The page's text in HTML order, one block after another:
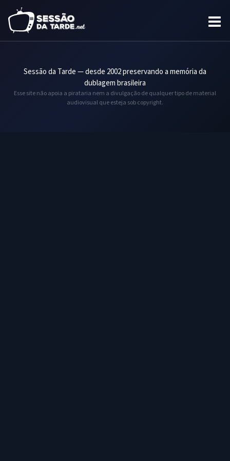
Sessão da Tarde — desde 2002 preservando a memória da
dublagem brasileira
Esse site não apoia a pirataria nem a divulgação de qualquer tipo de material
audiovisual que esteja sob copyright.